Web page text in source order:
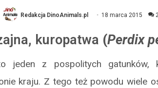
Redakcja DinoAnimals.pl 18 marca 2015 2
, kuropatwa (Perdix
jeden z pospolitych gatunków,
kraju. Z tego też powodu wiele